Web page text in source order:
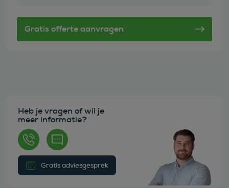
Heb je vragen of wil je
meer informatie?
Gratis adviesgesprek